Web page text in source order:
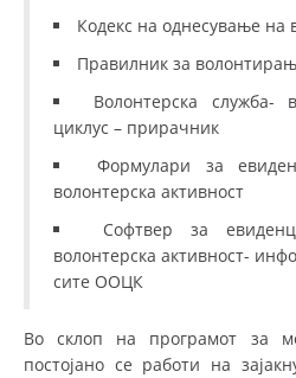
ПРОЕКТИ – ПОДГОТВЕНОСТ И
ИСТРАЖУВАЊЕ НА
МЕЃУНАРОДНА
ФОРМУЛАРИ ЗА
Кодекс на однесување
Правилник за
Волонтерска служба-
циклус – прирачник
Формулари за
волонтерска активност
Софтвер за
волонтерска активност-
сите ООЦК
Во склоп на програмот за
постојано се работи на